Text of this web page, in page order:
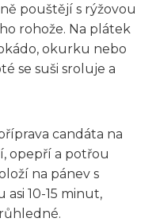
pouštějí s rýžovou
rohože. Na plátek
okurku nebo
se suši sroluje a
candáta na
opepří a potřou
na pánev s
10-15 minut,